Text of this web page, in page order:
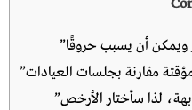
ويمكن أن يسبب حروقًا”
مقارنة بجلسات العيادات”
لذا سأختار الأرخص”